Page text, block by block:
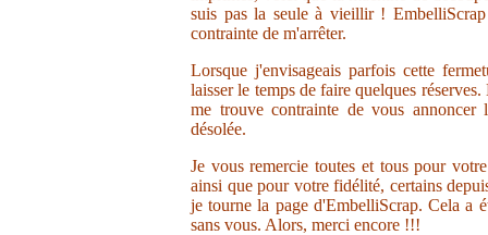
suis pas la seule à vieillir !
contrainte de m'arrêter.
Lorsque j'envisageais parfois cette
laisser le temps de faire quelques
me trouve contrainte de vous annoncer
désolée.
Je vous remercie toutes et tous pour
ainsi que pour votre fidélité, certains
je tourne la page d'EmbelliScrap. Cela a
sans vous. Alors, merci encore !!!